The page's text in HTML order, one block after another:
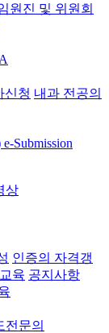
원진 및 위원회
신청 내과 전공의
e-Submission
상
인증의 자격갱
육 공지사항
전문의